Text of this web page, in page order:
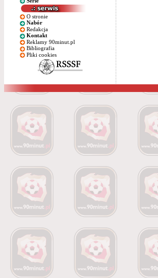
O stronie
Nabór
Redakcja
Kontakt
Reklamy 90minut.pl
Bibliografia
Pliki cookies